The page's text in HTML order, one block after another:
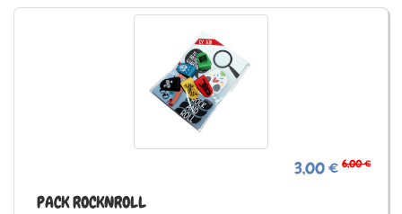
3,00 € 6,00 €
PACK ROCKNROLL